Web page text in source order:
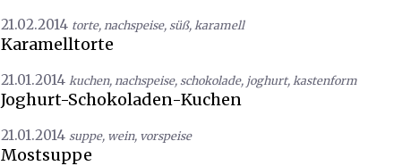
21.02.2014 torte, nachspeise, süß, karamell
Karamelltorte
21.01.2014 kuchen, nachspeise, schokolade, joghurt, kastenform
Joghurt-Schokoladen-Kuchen
21.01.2014 suppe, wein, vorspeise
Mostsuppe